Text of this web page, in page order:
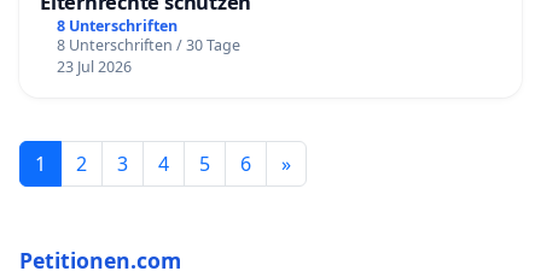
8 Unterschriften
8 Unterschriften / 30 Tage
23 Jul 2026
1 2 3 4 5 6 »
Petitionen.com